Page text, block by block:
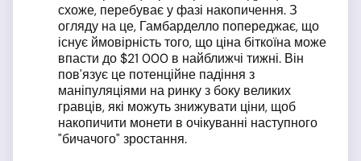
схоже, перебуває у фазі накопичення. З
огляду на це, Гамбарделло попереджає, що
існує ймовірність того, що ціна біткоїна може
впасти до $21 000 в найближчі тижні. Він
пов'язує це потенційне падіння з
маніпуляціями на ринку з боку великих
гравців, які можуть знижувати ціни, щоб
накопичити монети в очікуванні наступного
"бичачого" зростання.